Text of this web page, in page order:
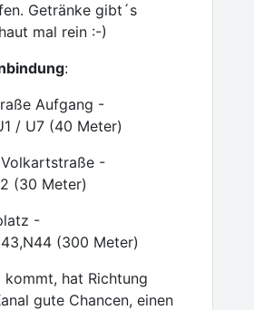
Getränke gibt´s
mal rein :-)
:
Aufgang -
/ U7 (40 Meter)
-
(30 Meter)
-
(300 Meter)
hat Richtung
gute Chancen, einen